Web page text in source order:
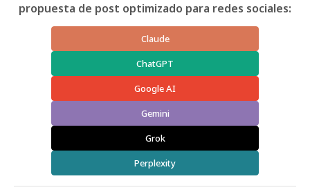
propuesta de post optimizado para redes sociales:
Claude
ChatGPT
Google AI
Gemini
Grok
Perplexity